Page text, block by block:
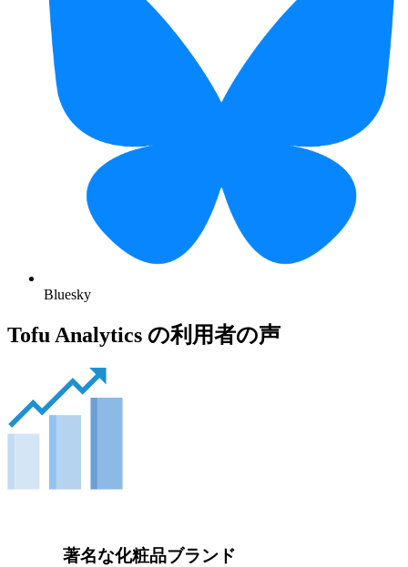
Bluesky
Tofu Analytics の利用者の声
著名な化粧品ブランド